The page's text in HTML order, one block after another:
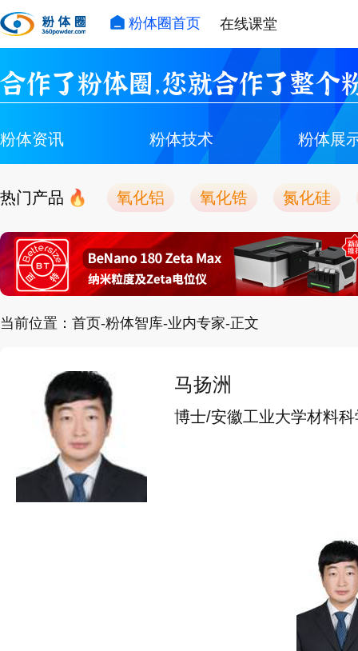
粉体圈首页 在线课堂
合作了粉体圈，您就合作了整个
粉体资讯 粉体技术 粉体展
热门产品 氧化铝 氧化锆 氮化硅
当前位置：首页-粉体智库-业内专家-正文
马扬洲
博士/安徽工业大学材料